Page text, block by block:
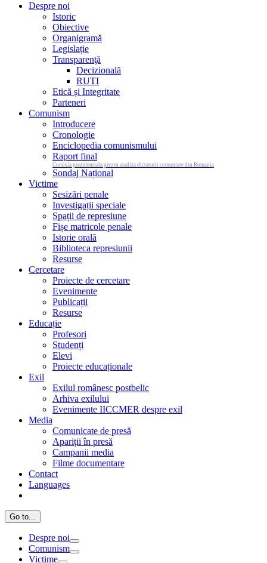
Despre noi
Istoric
Obiective
Organigramă
Legislație
Transparenţă
Decizională
RUTI
Etică și Integritate
Parteneri
Comunism
Introducere
Cronologie
Enciclopedia comunismului
Raport final
Comisia prezidentiala pentru analiza dictaturii comuniste din Romania
Sondaj Național
Victime
Sesizări penale
Investigații speciale
Spații de represiune
Fișe matricole penale
Istorie orală
Biblioteca represiunii
Resurse
Cercetare
Proiecte de cercetare
Evenimente
Publicații
Resurse
Educație
Profesori
Studenți
Elevi
Proiecte educaționale
Exil
Exilul românesc postbelic
Arhiva exilului
Evenimente IICCMER despre exil
Media
Comunicate de presă
Apariții în presă
Campanii media
Filme documentare
Contact
Languages
Go to...
Despre noi
Comunism
Victime